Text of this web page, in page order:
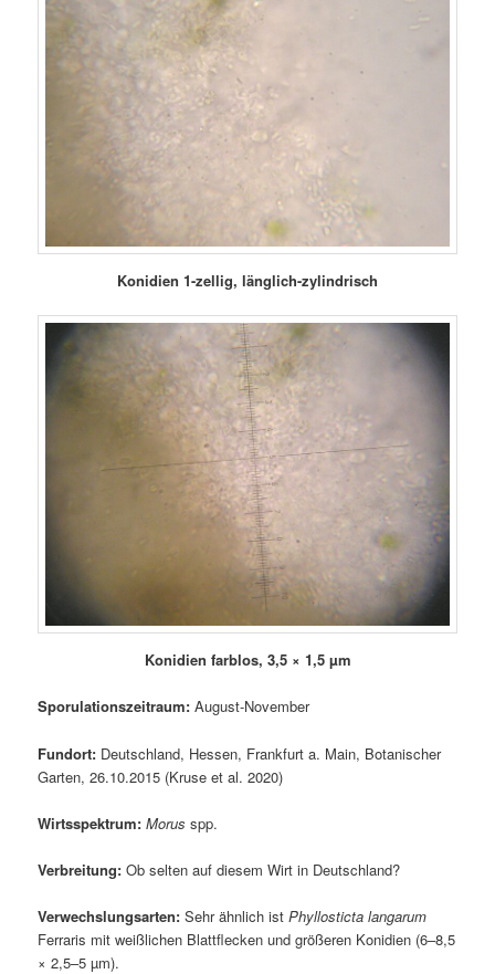
Konidien 1-zellig, länglich-zylindrisch
Konidien farblos, 3,5 × 1,5 µm
Sporulationszeitraum: August-November
Fundort: Deutschland, Hessen, Frankfurt a. Main, Botanischer
Garten, 26.10.2015 (Kruse et al. 2020)
Wirtsspektrum: Morusspp.
Verbreitung: Ob selten auf diesem Wirt in Deutschland?
Verwechslungsarten:Sehr ähnlich istPhyllosticta langarum
Ferraris mit weißlichen Blattflecken und größeren Konidien (6–8,5
× 2,5–5 µm).